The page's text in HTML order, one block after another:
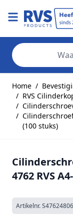
Home /
/ RVS
/
/
(100 stuks)
4762 RVS
Artikelnr.